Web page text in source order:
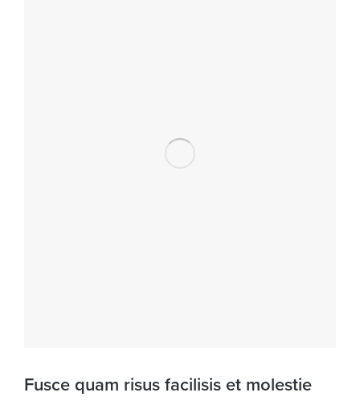
Fusce quam risus facilisis et molestie